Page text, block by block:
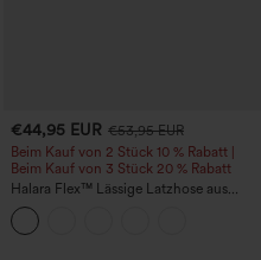
€44,95 EUR €53,95 EUR
Beim Kauf von 2 Stück 10 % Rabatt |
Beim Kauf von 3 Stück 20 % Rabatt
Halara Flex™ Lässige Latzhose aus
gewaschenem Denim mit
quadratischem Ausschnitt und Taschen